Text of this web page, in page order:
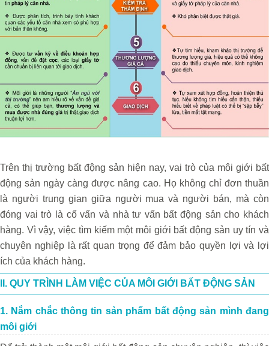
Trên thị trường bất động sản hiện nay, vai trò của môi giới bất
động sản ngày càng được nâng cao. Họ không chỉ đơn thuần
là người trung gian giữa người mua và người bán, mà còn
đóng vai trò là cố vấn và nhà tư vấn bất động sản cho khách
hàng. Vì vậy, việc tìm kiếm một môi giới bất động sản uy tín và
chuyên nghiệp là rất quan trọng để đảm bảo quyền lợi và lợi
ích của khách hàng.
II. QUY TRÌNH LÀM VIỆC CỦA MÔI GIỚI BẤT ĐỘNG SẢN
1. Nắm chắc thông tin sản phẩm bất động sản mình đang
môi giới